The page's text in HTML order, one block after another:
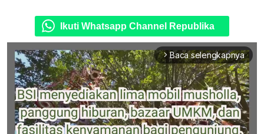
Ikuti Whatsapp Channel Republika
arrow_forward_ios Baca selengkapnya